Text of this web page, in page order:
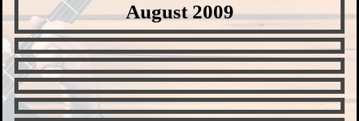
August 2009
Horse Riding 2 Ireland 2009.avi
Riding at the Rossnowlagh Strand, Ireland,
Donegal Bay
CIMG0253.AVI